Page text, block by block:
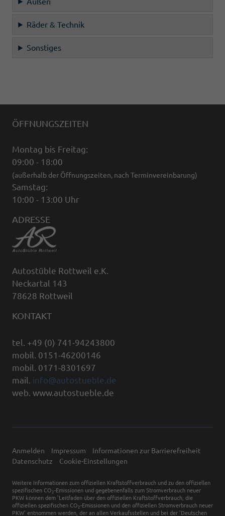
Räder & Technik
Sonstiges
ÖFFNUNGSZEITEN
Montag bis Freitag:
09:00 - 18:00
(außerhalb der Öffnungszeiten, nach Terminvereinbarung)
Samstag:
10:00 - 13:00 Uhr
ADRESSE
Autostüble Rottweil e.K.
Neckartal 143
78628 Rottweil
KONTAKT
tel. +49 (0) 741-94243800
mobil. 0151-46200146
mobil. 0171-8301697
mail. info@autostueble.de
web. www.autostueble.de
Anmelden Impressum
Informationen zur Barrierefreiheit
Datenschutz
Cookie-Einstellungen
Weitere Informationen zum offiziellen Kraftstoffverbrauch und zu den offiziellen
spezifischen CO 2-Emissionen und gegebenenfalls zum Stromverbrauch neuer
PKW können dem 'Leitfaden über den offiziellen Kraftstoffverbrauch, die
offiziellen spezifischen CO 2-Emissionen und den offiziellen Stromverbrauch neuer
PKW' entnommen werden, der an allen Verkaufsstellen und bei der 'Deutschen